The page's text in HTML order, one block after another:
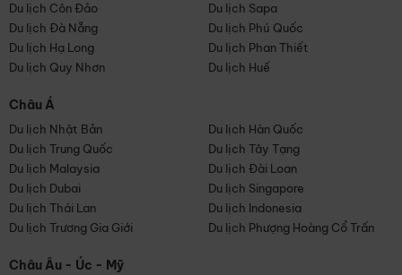
Du lịch Côn Đảo
Du lịch Sapa
Du lịch Đà Nẵng
Du lịch Phú Quốc
Du lịch Hạ Long
Du lịch Phan Thiết
Du lịch Quy Nhơn
Du lịch Huế
Châu Á
Du lịch Nhật Bản
Du lịch Hàn Quốc
Du lịch Trung Quốc
Du lịch Tây Tạng
Du lịch Malaysia
Du lịch Đài Loan
Du lịch Dubai
Du lịch Singapore
Du lịch Thái Lan
Du lịch Indonesia
Du lịch Trương Gia Giới
Du lịch Phượng Hoàng Cổ Trấn
Châu Âu - Úc - Mỹ